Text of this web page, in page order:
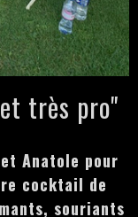
très pro"
Anatole pour
cocktail de
souriants